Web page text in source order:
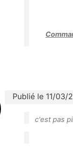
Publié le 11/03/
c'est pas